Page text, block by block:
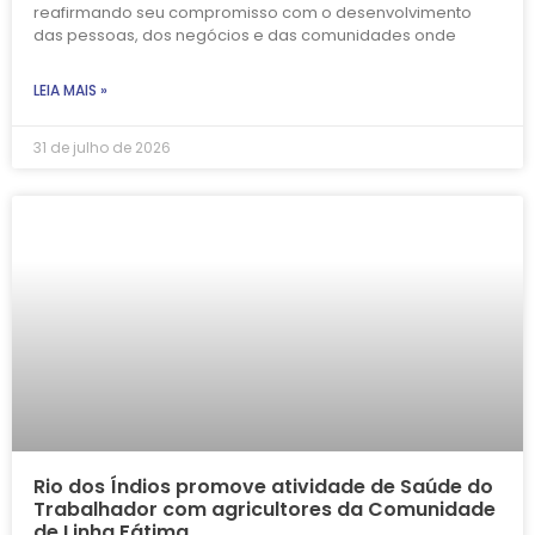
reafirmando seu compromisso com o desenvolvimento
das pessoas, dos negócios e das comunidades onde
LEIA MAIS »
31 de julho de 2026
Rio dos Índios promove atividade de Saúde do
Trabalhador com agricultores da Comunidade